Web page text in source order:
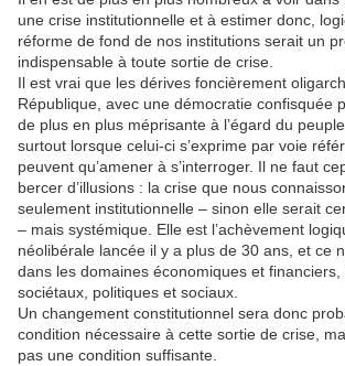
une crise institutionnelle et à estimer donc,
réforme de fond de nos institutions serait un
indispensable à toute sortie de crise.
Il est vrai que les dérives foncièrement
République, avec une démocratie confisquée
de plus en plus méprisante à l’égard du
surtout lorsque celui-ci s’exprime par voie
peuvent qu’amener à s’interroger. Il ne faut
bercer d’illusions : la crise que nous
seulement institutionnelle – sinon elle serait
– mais systémique. Elle est l’achèvement
néolibérale lancée il y a plus de 30 ans, et ce
dans les domaines économiques et financiers,
sociétaux, politiques et sociaux.
Un changement constitutionnel sera donc
condition nécessaire à cette sortie de crise,
pas une condition suffisante.